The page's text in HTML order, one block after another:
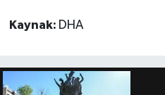
Kaynak: DHA